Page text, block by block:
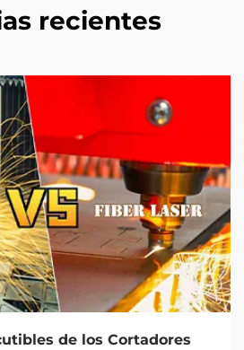
recientes
de los Cortadores